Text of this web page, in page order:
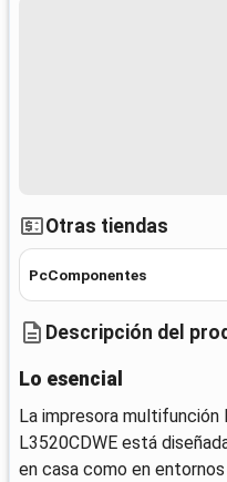
Otras tiendas
PcComponentes
Descripción del
Lo esencial
La impresora
L3520CDWE está
en casa como en